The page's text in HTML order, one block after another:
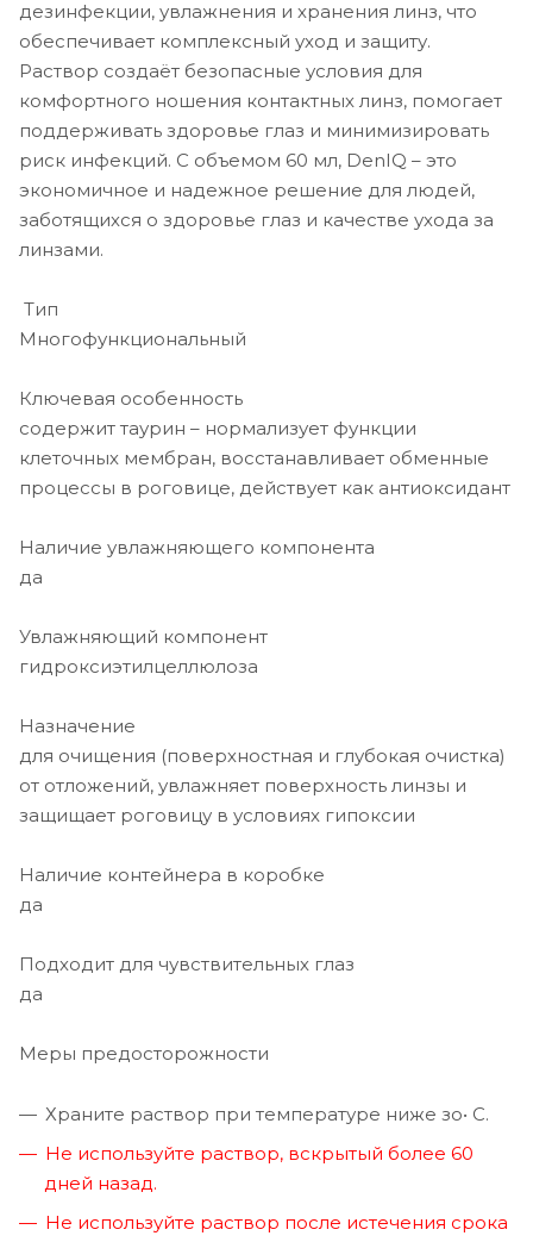
дезинфекции, увлажнения и хранения линз, что
обеспечивает комплексный уход и защиту.
Раствор создаёт безопасные условия для
комфортного ношения контактных линз, помогает
поддерживать здоровье глаз и минимизировать
риск инфекций. С объемом 60 мл, DenIQ – это
экономичное и надежное решение для людей,
заботящихся о здоровье глаз и качестве ухода за
линзами.
Тип
Многофункциональный
Ключевая особенность
содержит таурин – нормализует функции
клеточных мембран, восстанавливает обменные
процессы в роговице, действует как антиоксидант
Наличие увлажняющего компонента
да
Увлажняющий компонент
гидроксиэтилцеллюлоза
Назначение
для очищения (поверхностная и глубокая очистка)
от отложений, увлажняет поверхность линзы и
защищает роговицу в условиях гипоксии
Наличие контейнера в коробке
да
Подходит для чувствительных глаз
да
Меры предосторожности
Храните раствор при температуре ниже зо• С.
Не используйте раствор, вскрытый более 60
дней назад.
Не используйте раствор после истечения срока